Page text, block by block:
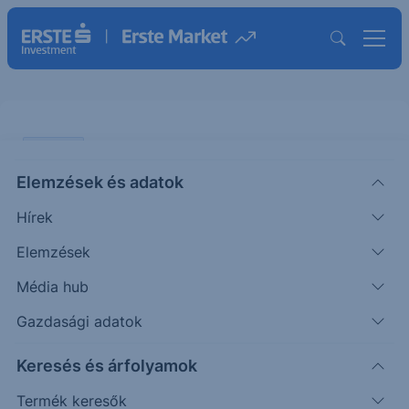
Elemzések és adatok
Hírek
Elemzések
Média hub
Gazdasági adatok
Keresés és árfolyamok
Termék keresők
alakulása rányomja a bélyegét az
eredményre
ÖTLETGYÁR MINI
|2026. május 8. 14:13
Az Erste szektorelemzője május 5-én tette közzé